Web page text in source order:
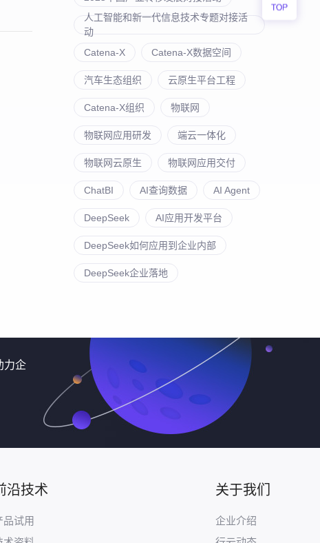
人工智能和新一代信息技术专题对接活
动
Catena-X
Catena-X数据空间
汽车生态组织 云原生平台工程
Catena-X组织 物联网
物联网应用研发 端云一体化
物联网云原生 物联网应用交付
ChatBI AI查询数据 AI Agent
DeepSeek AI应用开发平台
DeepSeek如何应用到企业内部
DeepSeek企业落地
力企
沿技术
品试用
关于我们
企业介绍